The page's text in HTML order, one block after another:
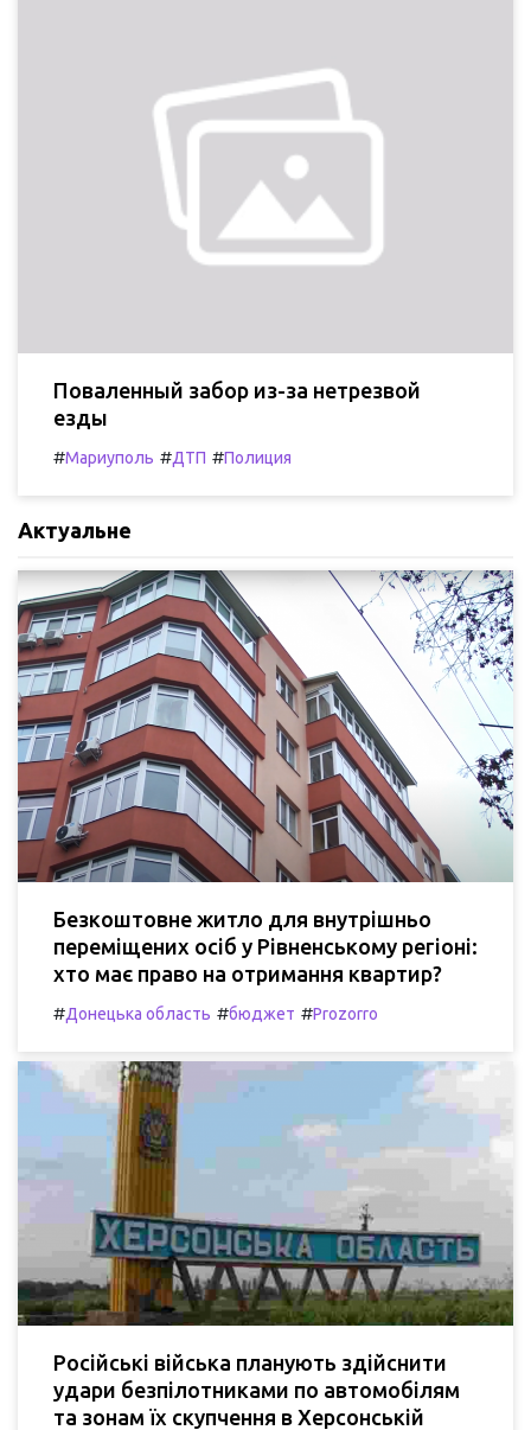
Поваленный забор из-за нетрезвой
езды
#Мариуполь #ДТП #Полиция
Актуальне
Безкоштовне житло для внутрішньо
переміщених осіб у Рівненському регіоні:
хто має право на отримання квартир?
#Донецька область #бюджет #Prozorro
Російські війська планують здійснити
удари безпілотниками по автомобілям
та зонам їх скупчення в Херсонській